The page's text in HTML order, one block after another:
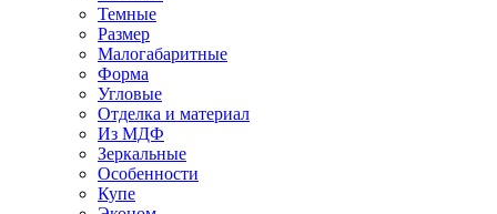
Темные
Размер
Малогабаритные
Форма
Угловые
Отделка и материал
Из МДФ
Зеркальные
Особенности
Купе